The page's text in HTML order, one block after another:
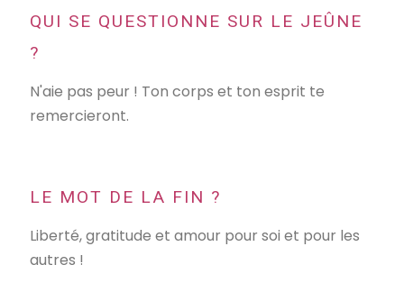
QUI SE QUESTIONNE SUR LE JEÛNE
?
N'aie pas peur ! Ton corps et ton esprit te
remercieront.
LE MOT DE LA FIN ?
Liberté, gratitude et amour pour soi et pour les
autres !